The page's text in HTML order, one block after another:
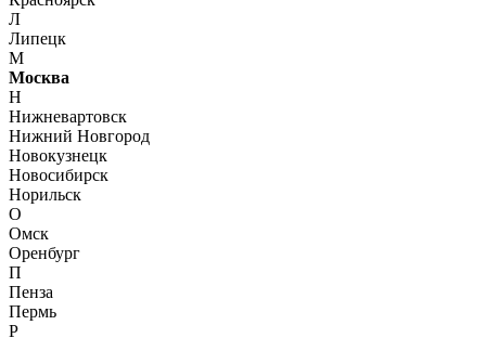
Л
Липецк
М
Москва
Н
Нижневартовск
Нижний Новгород
Новокузнецк
Новосибирск
Норильск
О
Омск
Оренбург
П
Пенза
Пермь
Р